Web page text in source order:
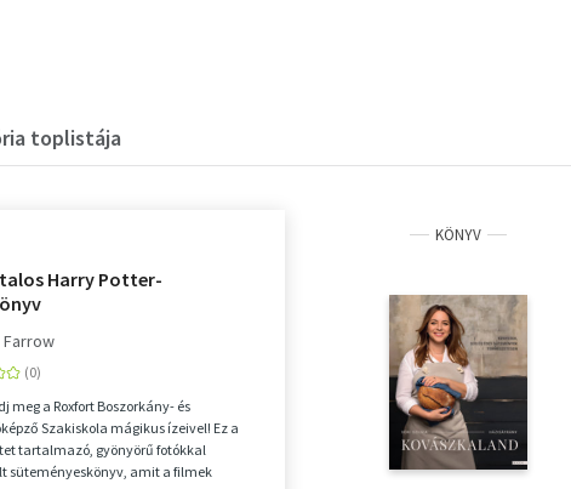
toplistája
Harry Potter-
Farrow
meg a Roxfort Boszorkány- és
Szakiskola mágikus ízeivel! Ez a
tartalmazó, gyönyörű fotókkal
süteményeskönyv, amit a filmek
KÖNYV